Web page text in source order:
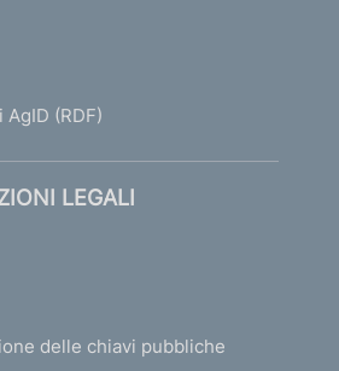
(RDF)
LEGALI
delle chiavi pubbliche